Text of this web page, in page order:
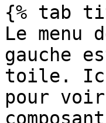
{% tab
Le menu
gauche
toile.
pour